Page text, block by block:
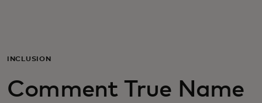
Pour les professionnels
Pour le monde
INCLUSION
Comment True Name